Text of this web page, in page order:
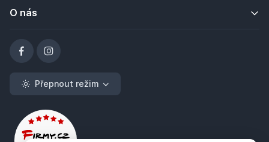
O nás
Přepnout režim